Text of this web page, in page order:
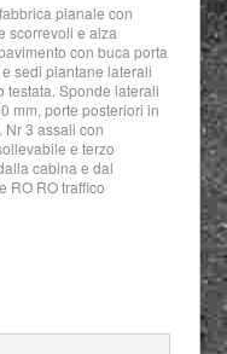
pianale con
scorrevoli e alza
con buca porta
sedi piantane laterali
testata. Sponde laterali
mm, porte posteriori in
3 assali con
e terzo
cabina e dal
RO RO traffico